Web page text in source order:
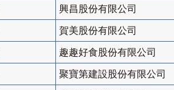
興昌股份有限公司
賀美股份有限公司
趣趣好食股份有限公司
聚寶第建設股份有限公司